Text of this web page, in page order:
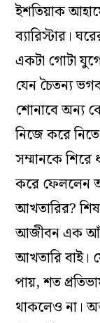
ইশতিয়াক
ব্যারিস্টার।
একটা গোটা
যেন চৈতন্য
শোনাবে অন্য
নিজে করে
সম্মানকে
করে ফেললেন
আখতারির?
আজীবন এক
আখতারি বাই।
পায়, শত
থাকলেও না।